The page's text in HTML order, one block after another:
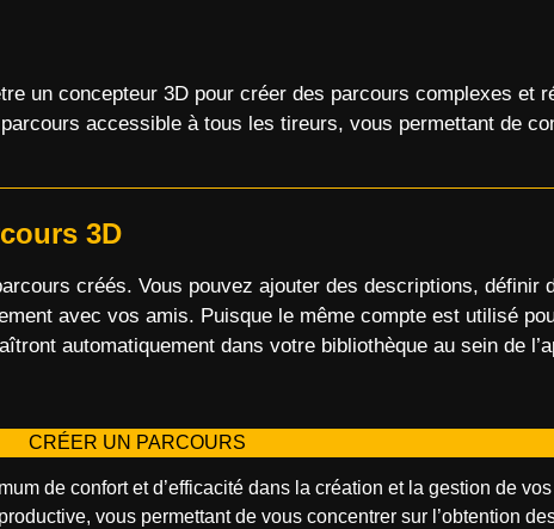
un concepteur 3D pour créer des parcours complexes et
accessible à tous les tireurs, vous permettant de
3D
créés. Vous pouvez ajouter des descriptions, définir
avec vos amis. Puisque le même compte est utilisé
automatiquement dans votre bibliothèque au sein de
CRÉER UN PARCOURS
de confort et d’efficacité dans la création et la gestion de
vous permettant de vous concentrer sur l’obtention